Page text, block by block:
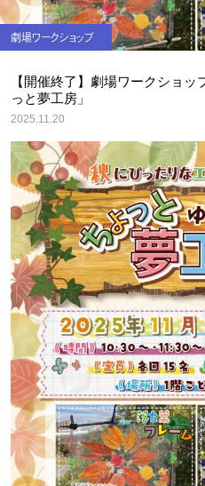
劇場ワークショップ
【開催終了】劇場ワークショッ
っと夢工房」
2025.11.20